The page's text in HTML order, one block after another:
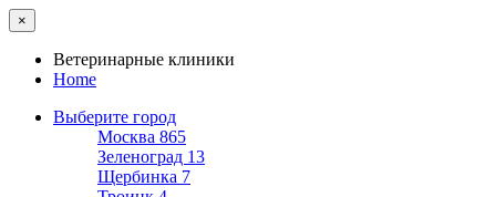
×
Ветеринарные клиники
Home
Выберите город
Москва 865
Зеленоград 13
Щербинка 7